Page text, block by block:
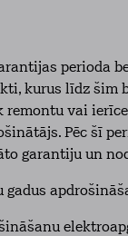
perioda
kurus līdz šim
remontu vai
Pēc šī
garantiju un
gadus